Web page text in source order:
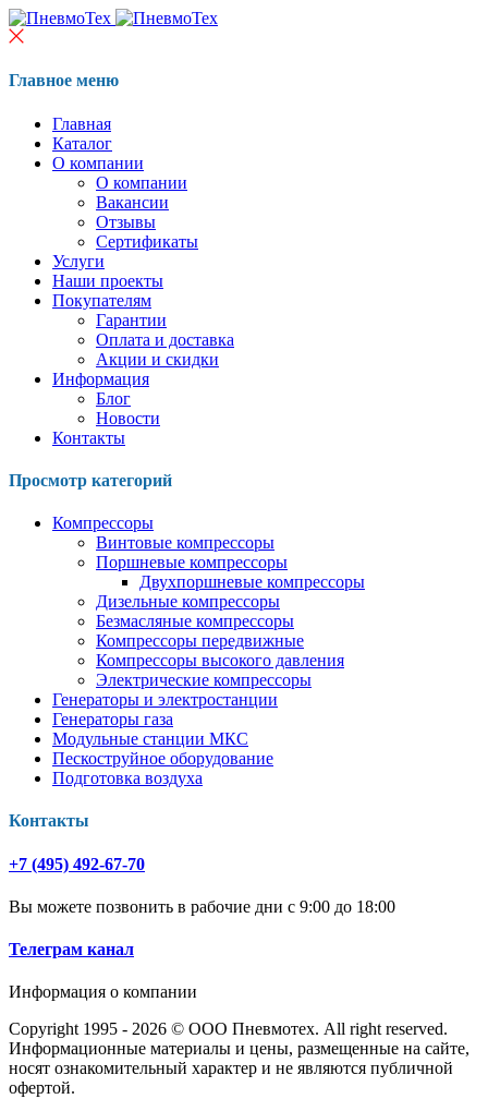
Главное меню
Главная
Каталог
О компании
О компании
Вакансии
Отзывы
Сертификаты
Услуги
Наши проекты
Покупателям
Гарантии
Оплата и доставка
Акции и скидки
Информация
Блог
Новости
Контакты
Просмотр категорий
Компрессоры
Винтовые компрессоры
Поршневые компрессоры
Двухпоршневые компрессоры
Дизельные компрессоры
Безмасляные компрессоры
Компрессоры передвижные
Компрессоры высокого давления
Электрические компрессоры
Генераторы и электростанции
Генераторы газа
Модульные станции МКС
Пескоструйное оборудование
Подготовка воздуха
Контакты
+7 (495) 492-67-70
Вы можете позвонить в рабочие дни с 9:00 до 18:00
Телеграм канал
Информация о компании
Copyright 1995 - 2026 © ООО Пневмотех. All right reserved.
Информационные материалы и цены, размещенные на сайте,
носят ознакомительный характер и не являются публичной
офертой.